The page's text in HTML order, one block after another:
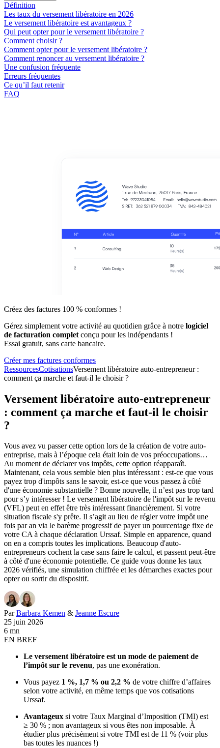
Définition
Les taux du versement libératoire en 2026
Le versement libératoire est avantageux ?
Qui peut opter pour le versement libératoire ?
Comment choisir ?
Comment opter pour le versement libératoire ?
Comment renoncer au versement libératoire ?
Une confusion fréquente
Erreurs fréquentes
Ce qu’il faut retenir
FAQ
Créez des factures 100 % conformes !
Gérez simplement votre activité au quotidien grâce à notre logiciel
de facturation complet conçu pour les indépendants !
Essai gratuit, sans carte bancaire.
Créer mes factures conformes
RessourcesCotisationsVersement libératoire auto-entrepreneur :
comment ça marche et faut-il le choisir ?
Versement libératoire auto-entrepreneur
: comment ça marche et faut-il le choisir
?
Vous avez vu passer cette option lors de la création de votre auto-
entreprise, mais à l’époque cela était loin de vos préoccupations…
Au moment de déclarer vos impôts, cette option réapparaît.
Maintenant, cela vous semble bien plus intéressant : est-ce que vous
payez trop d'impôts sans le savoir, est-ce que vous passez à côté
d'une économie substantielle ? Bonne nouvelle, il n’est pas trop tard
pour s’y intéresser ! Le versement libératoire de l'impôt sur le revenu
(VFL) peut en effet être très intéressant financièrement. Si votre
situation fiscale s'y prête. Il s’agit au lieu de régler votre impôt une
fois par an via le barème progressif de payer un pourcentage fixe de
votre CA à chaque déclaration Urssaf. Simple en apparence, quand
on en a compris toutes les implications. Beaucoup d'auto-
entrepreneurs cochent la case sans faire le calcul, et passent peut-être
à côté d'une économie potentielle. Ce guide vous donne les taux
2026 vérifiés, une simulation chiffrée et les démarches exactes pour
opter ou sortir du dispositif.
ParBarbara Kemen & Jeanne Escure
25 juin 2026
6 mn
EN BREF
Le versement libératoire est un mode de paiement de
l’impôt sur le revenu, pas une exonération.
Vous payez 1 %, 1,7 % ou 2,2 % de votre chiffre d’affaires
selon votre activité, en même temps que vos cotisations
Urssaf.
Avantageux si votre Taux Marginal d’Imposition (TMI) est
≥ 30 % ; non avantageux si vous êtes non imposable. À
étudier plus précisément si votre TMI est de 11 % (voir plus
bas toutes les nuances !)